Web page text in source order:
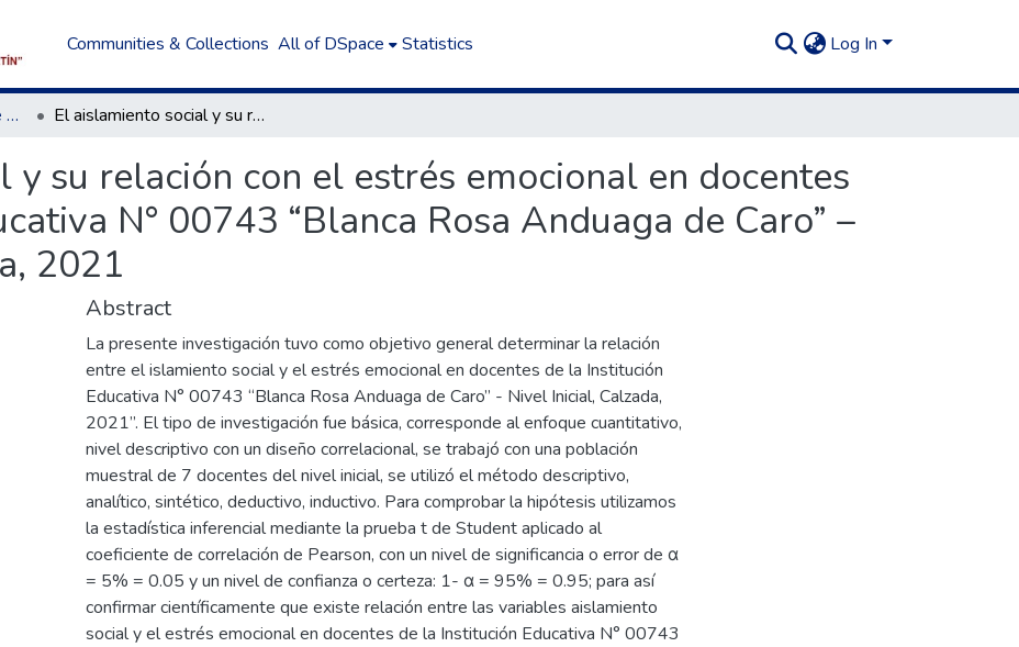
Communities & Collections All of DSpace Statistics Log In
Programa de Estudios de Educación Inicial El aislamiento social y su relación con el estrés emocional en docentes de la Institución Educativa N° 00743 “Blanca Rosa Anduaga de Caro” – Nivel Inicial, Calzada, 2021
y su relación con el estrés emocional en docentes
N° 00743 “Blanca Rosa Anduaga de Caro” –
2021
Abstract
La presente investigación tuvo como objetivo general determinar la relación
entre el islamiento social y el estrés emocional en docentes de la Institución
Educativa N° 00743 “Blanca Rosa Anduaga de Caro” - Nivel Inicial, Calzada,
2021”. El tipo de investigación fue básica, corresponde al enfoque cuantitativo,
nivel descriptivo con un diseño correlacional, se trabajó con una población
muestral de 7 docentes del nivel inicial, se utilizó el método descriptivo,
analítico, sintético, deductivo, inductivo. Para comprobar la hipótesis utilizamos
la estadística inferencial mediante la prueba t de Student aplicado al
coeficiente de correlación de Pearson, con un nivel de significancia o error de α
= 5% = 0.05 y un nivel de confianza o certeza: 1- α = 95% = 0.95; para así
confirmar científicamente que existe relación entre las variables aislamiento
social y el estrés emocional en docentes de la Institución Educativa N° 00743